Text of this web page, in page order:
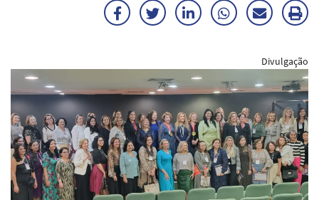
FacebookTwitterLinkedInWhatsApp
Enviar
E-
mail
Divulgação